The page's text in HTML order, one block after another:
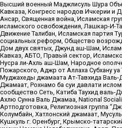
Высший военный Маджлисуль Шура
Кавказа, Конгресс народов Ичкерии и
Ансар, Священная война, Исламская
исламского освобождения, Лашкар-И-
Движение Талибан, Исламская партия
социальных реформ, Общество
Дом двух святых, Джунд аш-Шам,
Кавказ, АБТО, Правый сектор,
Нусра ли-Ахль аш-Шам, Народное
Пожарского, Аджр от Аллаха Субхану
Муджахеды джамаата Ат-Тавхида Валь-
Джамаат, Рохнамо ба суи давлати
сообщество Сеть, Катиба Таухид валь-
Ахлю Сунна Валь Джамаа, National
Артподготовка, Религиозная группа
Колумбайн, Хатлонский джамаат,
Кушкуль г. Оренбург, Крымско-